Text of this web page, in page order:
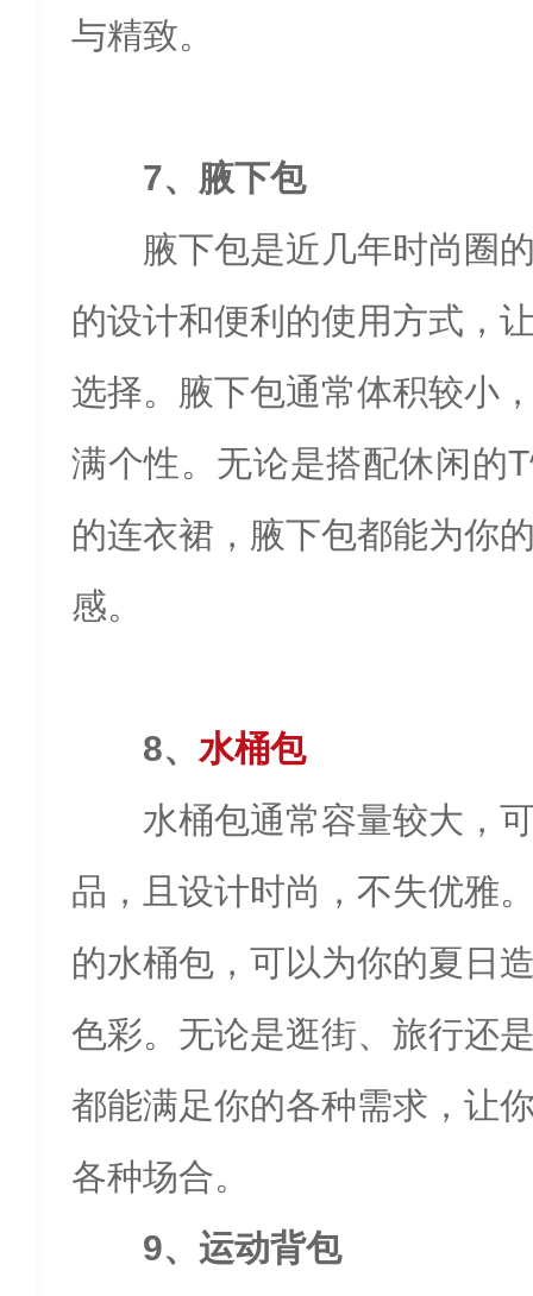
与精致。
7、腋下包
腋下包是近几年时尚圈
的设计和便利的使用方式，
选择。腋下包通常体积较小
满个性。无论是搭配休闲的
的连衣裙，腋下包都能为你
感。
8、 水桶包
水桶包通常容量较大，
品，且设计时尚，不失优雅
的水桶包，可以为你的夏日
色彩。无论是逛街、旅行还
都能满足你的各种需求，让
各种场合。
9、运动背包